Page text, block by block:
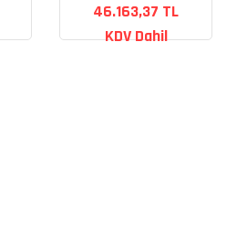
46.163,37 TL
KDV Dahil